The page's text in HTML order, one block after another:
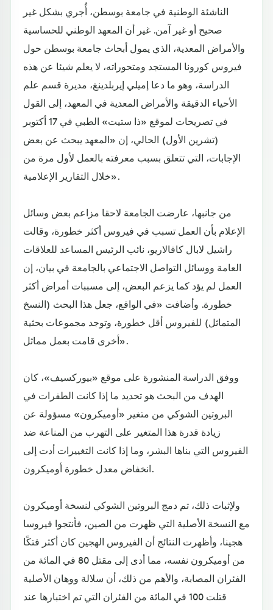
الناشئة الوطنية في جامعة بوسطن، أُجري بشكل غير
صحيح أو غير آمن. غير أن المعهد الوطني للحساسية
والأمراض المعدية، الذي يمول أبحاث جامعة بوسطن حول
فيروس كورونا المستجد ومتحوراته، لا يعلم شيئا عن هذه
الدراسة، وهو ما دعا إميلي إيربلدينغ، مديرة قسم علم
الأحياء الدقيقة والأمراض المعدية في المعهد، إلى القول
في تصريحات لموقع «ذا ستيت» الطبي في 17 أكتوبر
(تشرين الأول) الحالي، إن «المعهد يبحث عن بعض
الإجابات، التي تتعلق بسبب معرفته بالعمل لأول مرة من
خلال التقارير الإعلامية».
من جانبها، عارضت الجامعة لاحقا مزاعم بعض وسائل
الإعلام بأن العمل تسبب في فيروس أكثر خطورة، وقالت
راشيل لابال كافالاريو، نائب الرئيس المساعد للعلاقات
العامة ووسائل التواصل الاجتماعي بالجامعة في بيان، إن
العمل لم يؤد كما يزعم البعض، إلى مسببات أمراض أكثر
خطورة. وأضافت «في الواقع، جعل هذا البحث (النسخ
المتماثل) للفيروس أقل خطورة، وتوجد مجموعات بحثية
أخرى قامت بعمل مماثل».
ووفق الدراسة المنشورة على موقع «بيوركسيف»، كان
الهدف من البحث هو تحديد ما إذا كانت الطفرات في
البروتين الشوكي من متغير «أوميكرون» مسؤولة عن
زيادة قدرة هذا المتغير على التهرب من المناعة ضد
الفيروس التي بناها البشر، وما إذا كانت التغييرات أدت إلى
انخفاض معدل خطورة أوميكرون.
ولإثبات ذلك، تم دمج البروتين الشوكي لنسخة أوميكرون
مع النسخة الأصلية التي ظهرت من الصين، فأنتجوا فيروسا
هجينا، وأظهرت النتائج أن الفيروس الهجين كان أكثر فتكًا
من أوميكرون نفسه، مما أدى إلى مقتل 80 في المائة من
الفئران المصابة، والأهم من ذلك، أن سلالة ووهان الأصلية
قتلت 100 في المائة من الفئران التي تم اختبارها عند